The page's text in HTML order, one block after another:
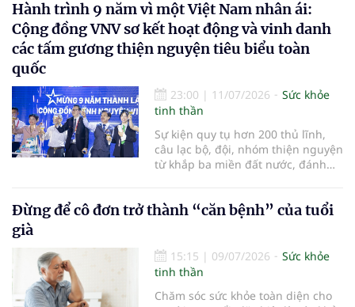
trì khả năng nghe trong nhiều
thập kỷ sau này…
Hành trình 9 năm vì một Việt Nam nhân ái:
Cộng đồng VNV sơ kết hoạt động và vinh danh
các tấm gương thiện nguyện tiêu biểu toàn
quốc
23:00 | 11/07/2026
Sức khỏe
tinh thần
Sự kiện quy tụ hơn 200 thủ lĩnh,
câu lạc bộ, đội, nhóm thiện nguyện
từ khắp ba miền đất nước, đánh
thức ra mắt Mạng lưới Hội viên
Đừng để cô đơn trở thành “căn bệnh” của tuổi
già
15:15 | 09/07/2026
Sức khỏe
tinh thần
Chăm sóc sức khỏe toàn diện cho